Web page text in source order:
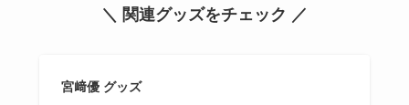
＼ 関連グッズをチェック ／
宮﨑優 グッズ